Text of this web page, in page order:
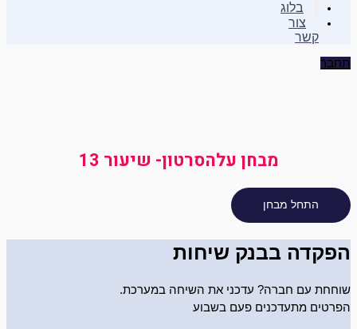
בלוג
צור
קשר
התחבר
מבחן עלהסרטון- שיעור 13
הפקדה בבנק שיחות
שוחחת עם חברה? עדכני את השיחה במערכת.
הפרטים מתעדכנים פעם בשבוע